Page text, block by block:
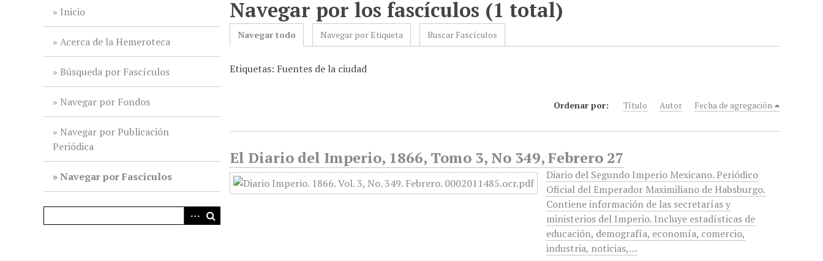
Inicio
Acerca de la Hemeroteca
Búsqueda por Fascículos
Navegar por Fondos
Navegar por Publicación
Periódica
Navegar por Fascículos
Navegar por los fascículos (1 total)
Navegar todo Navegar por Etiqueta Buscar Fascículos
Etiquetas: Fuentes de la ciudad
Ordenar por: Título Autor Fecha de agregación
El Diario del Imperio, 1866, Tomo 3, No 349, Febrero 27
Diario del Segundo Imperio Mexicano. Periódico
Oficial del Emperador Maximiliano de Habsburgo.
Contiene información de las secretarías y
ministerios del Imperio. Incluye estadísticas de
educación, demografía, economía, comercio,
industria, noticias,…